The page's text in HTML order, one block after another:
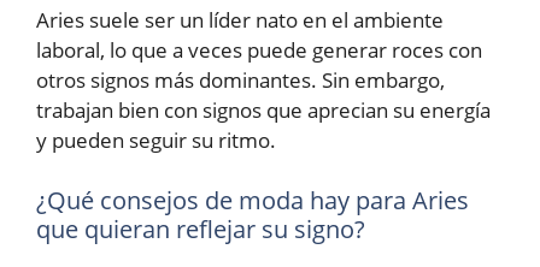
Aries suele ser un líder nato en el ambiente
laboral, lo que a veces puede generar roces con
otros signos más dominantes. Sin embargo,
trabajan bien con signos que aprecian su energía
y pueden seguir su ritmo.
¿Qué consejos de moda hay para Aries
que quieran reflejar su signo?